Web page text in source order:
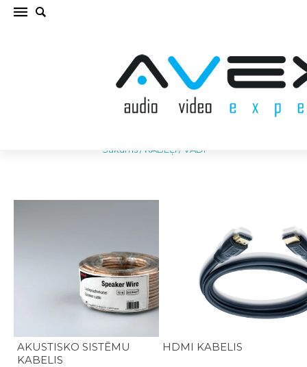
Sākums/ KABEĻI / VADI
AKUSTISKO SISTĒMU
KABELIS
HDMI KABELIS